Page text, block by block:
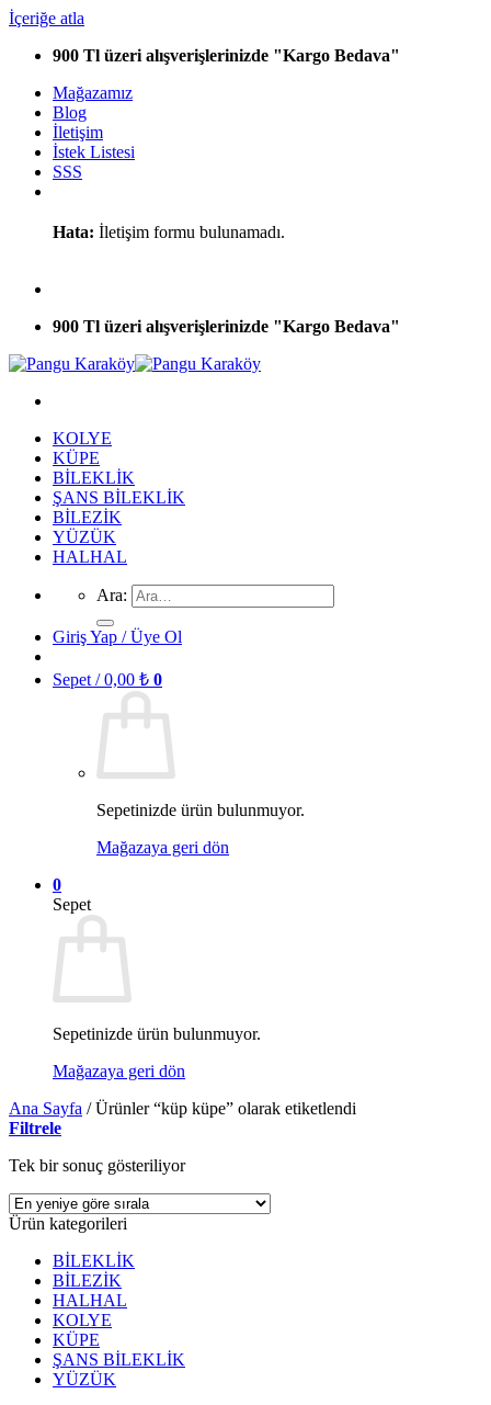
İçeriğe atla
900 Tl üzeri alışverişlerinizde "Kargo Bedava"
Mağazamız
Blog
İletişim
İstek Listesi
SSS
Hata: İletişim formu bulunamadı.
900 Tl üzeri alışverişlerinizde "Kargo Bedava"
KOLYE
KÜPE
BİLEKLİK
ŞANS BİLEKLİK
BİLEZİK
YÜZÜK
HALHAL
Ara:
Giriş Yap / Üye Ol
Sepet /0,00 ₺ 0
Sepetinizde ürün bulunmuyor.
Mağazaya geri dön
0
Sepet
Sepetinizde ürün bulunmuyor.
Mağazaya geri dön
Ana Sayfa /Ürünler “küp küpe” olarak etiketlendi
Filtrele
Tek bir sonuç gösteriliyor
Ürün kategorileri
BİLEKLİK
BİLEZİK
HALHAL
KOLYE
KÜPE
ŞANS BİLEKLİK
YÜZÜK